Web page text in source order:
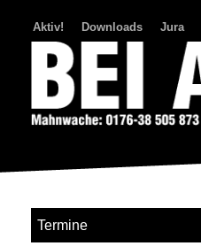
Aktiv! Downloads Jura
Termine